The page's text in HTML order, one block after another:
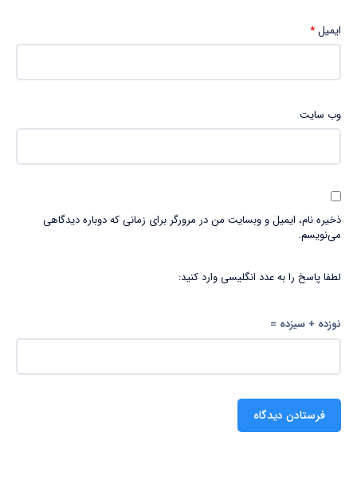
ایمیل*
وب‌ سایت
ذخیره نام، ایمیل و وبسایت من در مرورگر برای زمانی که دوباره دیدگاهی
می‌نویسم.
لطفا پاسخ را به عدد انگلیسی وارد کنید:
نوزده + سیزده =